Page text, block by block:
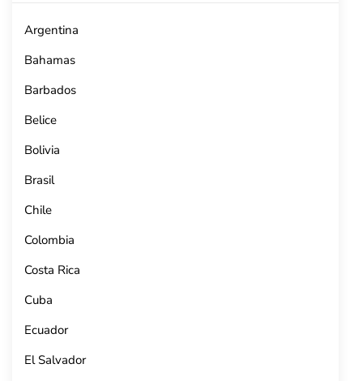
Argentina
Bahamas
Barbados
Belice
Bolivia
Brasil
Chile
Colombia
Costa Rica
Cuba
Ecuador
El Salvador